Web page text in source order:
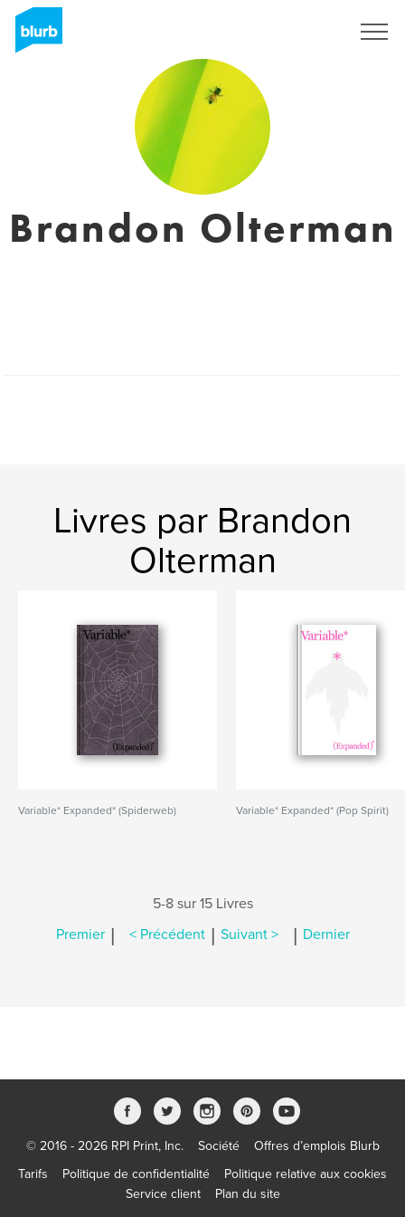
Brandon Olterman
Livres par Brandon
Olterman
Variable* Expanded* (Spiderweb) Variable* Expanded* (Pop Spirit)
5-8 sur 15 Livres
Premier | < Précédent | Suivant > | Dernier
© 2016 - 2026 RPI Print, Inc. Société
Offres d’emplois Blurb
Tarifs
Politique de confidentialité
Politique relative aux cookies
Service client
Plan du site